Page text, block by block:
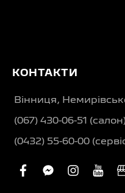
КОНТАКТИ
Вінниця,
(067) 430-06-51
(0432) 55-60-00
facebook
facebook-